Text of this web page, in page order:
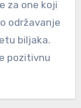
održavanje
biljaka.
pozitivnu